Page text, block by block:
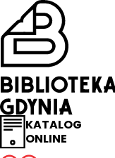
Przejdź
na
stronę
główną
Biblioteka
Gdynia
KATALOG
ONLINE